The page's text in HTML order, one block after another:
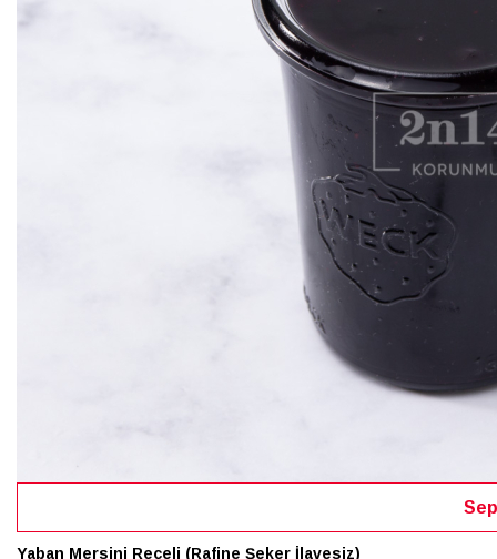
Yaban Mersini Reçeli (Rafine Şeker İlavesiz)